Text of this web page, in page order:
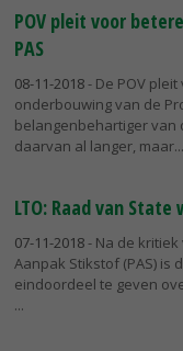
POV pleit voor
PAS
08-11-2018- De POV
onderbouwing van de
belangenbehartiger
daarvan al langer, maar...
LTO: Raad van
07-11-2018- Na de
Aanpak Stikstof (PAS) is
eindoordeel te geven